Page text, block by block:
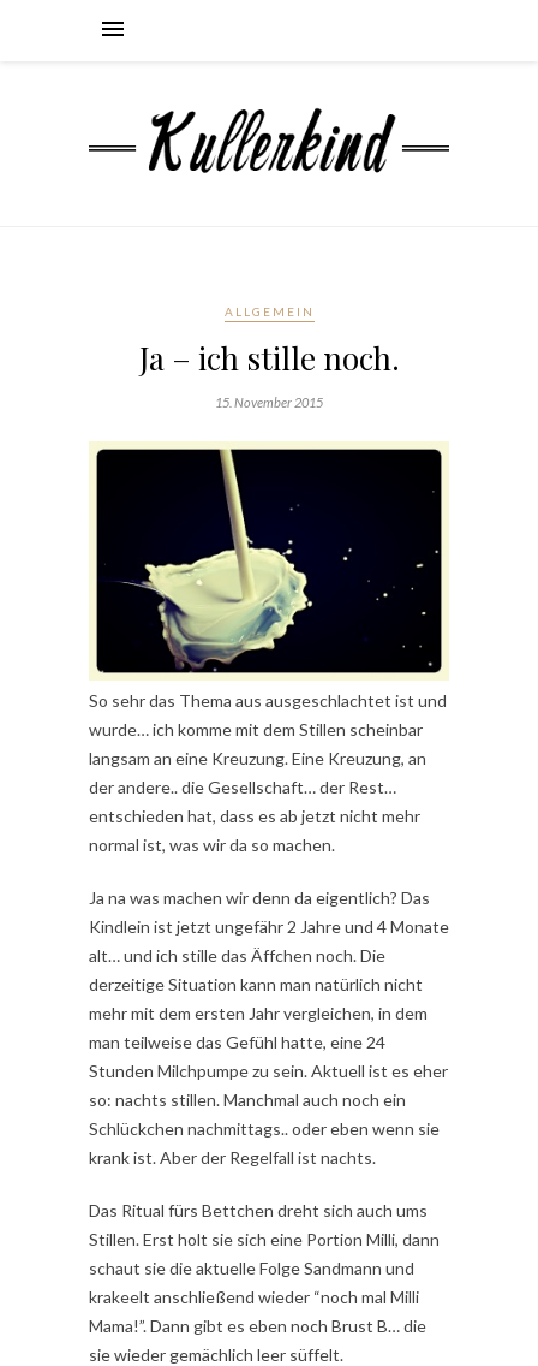
ALLGEMEIN
Ja – ich stille noch.
15. November 2015
So sehr das Thema aus ausgeschlachtet ist und
wurde… ich komme mit dem Stillen scheinbar
langsam an eine Kreuzung. Eine Kreuzung, an
der andere.. die Gesellschaft… der Rest…
entschieden hat, dass es ab jetzt nicht mehr
normal ist, was wir da so machen.
Ja na was machen wir denn da eigentlich? Das
Kindlein ist jetzt ungefähr 2 Jahre und 4 Monate
alt… und ich stille das Äffchen noch. Die
derzeitige Situation kann man natürlich nicht
mehr mit dem ersten Jahr vergleichen, in dem
man teilweise das Gefühl hatte, eine 24
Stunden Milchpumpe zu sein. Aktuell ist es eher
so: nachts stillen. Manchmal auch noch ein
Schlückchen nachmittags.. oder eben wenn sie
krank ist. Aber der Regelfall ist nachts.
Das Ritual fürs Bettchen dreht sich auch ums
Stillen. Erst holt sie sich eine Portion Milli, dann
schaut sie die aktuelle Folge Sandmann und
krakeelt anschließend wieder “noch mal Milli
Mama!”. Dann gibt es eben noch Brust B… die
sie wieder gemächlich leer süffelt.